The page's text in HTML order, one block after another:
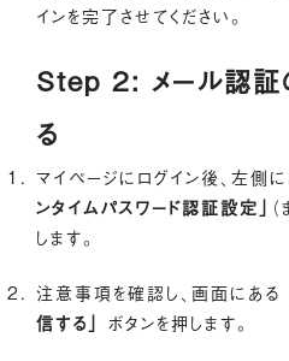
インを完了させてください。
Step 2: メール認証
る
マイページにログイン後、左側
ンタイムパスワード認証設定」
します。
注意事項を確認し、画面にある
信する」 ボタンを押します。